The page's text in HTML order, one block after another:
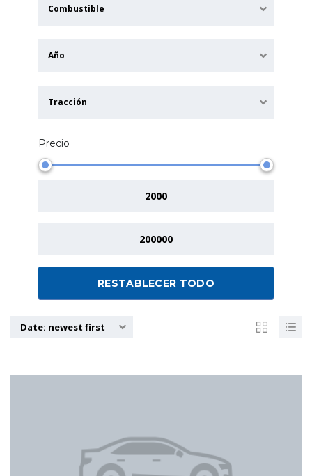
Combustible
Año
Tracción
Precio
RESTABLECER TODO
Date: newest first